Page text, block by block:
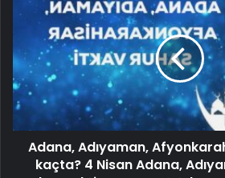
Adana, Adıyaman,
kaçta? 4 Nisan Adana,